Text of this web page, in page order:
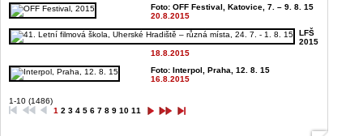
Foto: OFF Festival, Katovice, 7. – 9. 8. 15
20.8.2015
LFŠ
2015
18.8.2015
Foto: Interpol, Praha, 12. 8. 15
16.8.2015
1-10 (1486)
1 2 3 4 5 6 7 8 9 10 11